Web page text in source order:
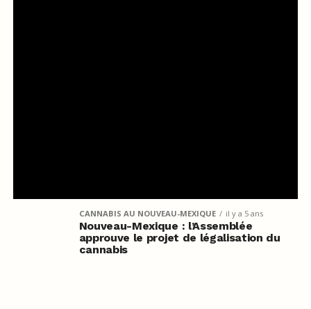
CANNABIS AU NOUVEAU-MEXIQUE il y a 5 ans
Nouveau-Mexique : l’Assemblée
approuve le projet de légalisation du
cannabis